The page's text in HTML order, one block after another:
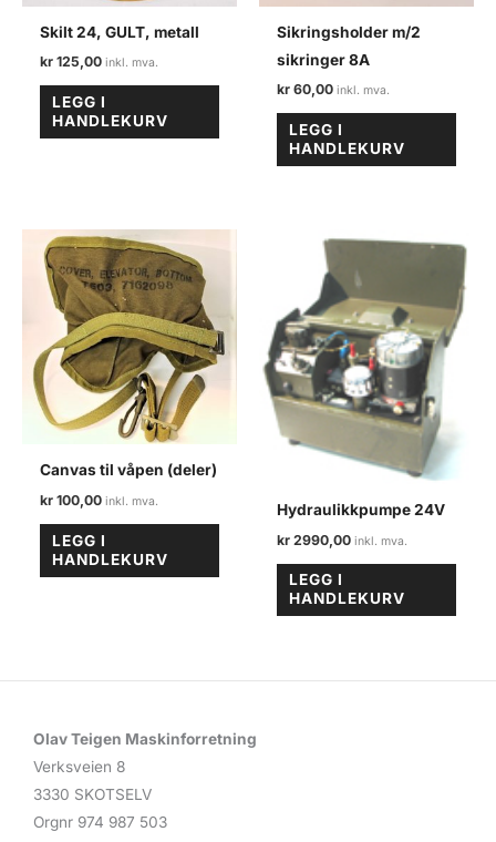
Skilt 24, GULT, metall
kr 125,00
LEGG I
HANDLEKURV
Sikringsholder m/2
sikringer 8A
kr 60,00
LEGG I
HANDLEKURV
Canvas til våpen (deler)
kr 100,00
LEGG I
HANDLEKURV
Hydraulikkpumpe 24V
kr 2990,00
LEGG I
HANDLEKURV
Olav Teigen Maskinforretning
Verksveien 8
3330 SKOTSELV
Orgnr 974 987 503